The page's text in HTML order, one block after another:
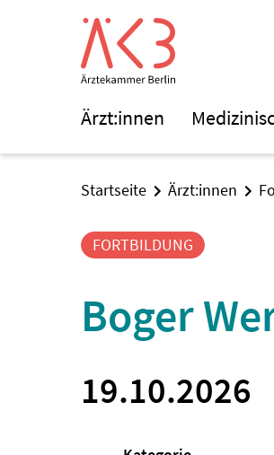
Ärzt:innen
Startseite Ärzt:innen
FORTBILDUNG
Boger
19.10.2026